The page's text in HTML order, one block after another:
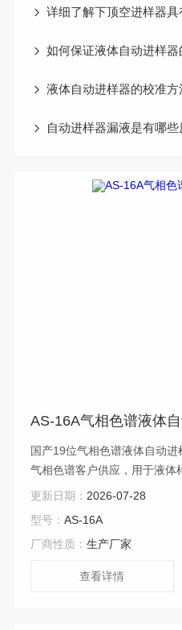
详细了解下顶空进样器
液体自动进样器的校准方
自动进样器漏液是有哪些
AS-16A气相色谱液体
国产19位气相色谱液体自动
气相色谱客户供应，用于液体
更新日期： 2026-07-28
型号： AS-16A
厂商性质： 生产厂家
查看详情